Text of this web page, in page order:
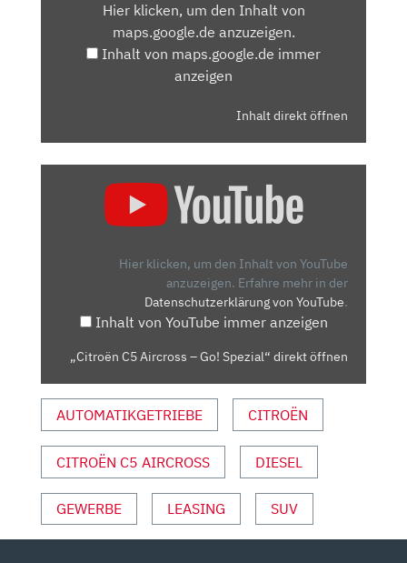
MAPS.GOOGLE.DEHier klicken, um den Inhalt von
maps.google.de anzuzeigen.
Inhalt von maps.google.de immer
anzeigen
Inhalt direkt öffnen
AIRCROSS
YOUTUBE
ANZEIGEN
Hier klicken, um den Inhalt von YouTube
anzuzeigen. Erfahre mehr in der
Datenschutzerklärung von YouTube.
Inhalt von YouTube immer anzeigen
„Citroën C5 Aircross – Go! Spezial“ direkt öffnen
AUTOMATIKGETRIEBE CITROËN
CITROËN C5 AIRCROSS DIESEL
GEWERBE LEASING SUV